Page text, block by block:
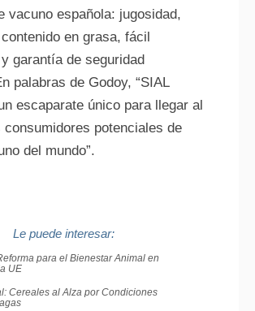
vacuno española: jugosidad,
en grasa, fácil
garantía de seguridad
palabras de Godoy, “SIAL
escaparate único para llegar al
potenciales de
del mundo”.
Le puede interesar:
para el Bienestar Animal en
UE
Cereales al Alza por Condiciones